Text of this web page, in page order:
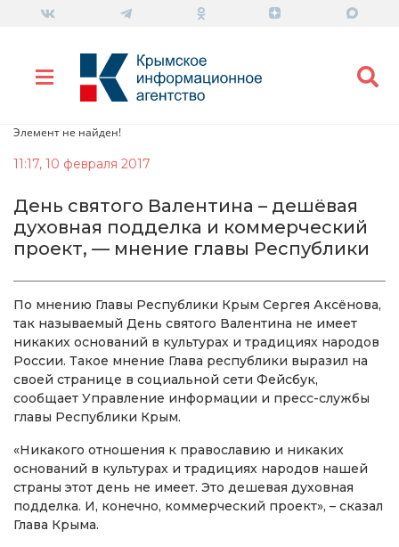
Элемент не найден!
11:17, 10 февраля 2017
День святого Валентина – дешёвая
духовная подделка и коммерческий
проект, — мнение главы Республики
По мнению Главы Республики Крым Сергея Аксёнова,
так называемый День святого Валентина не имеет
никаких оснований в культурах и традициях народов
России. Такое мнение Глава республики выразил на
своей странице в социальной сети Фейсбук,
сообщает Управление информации и пресс-службы
главы Республики Крым.
«Никакого отношения к православию и никаких
оснований в культурах и традициях народов нашей
страны этот день не имеет. Это дешевая духовная
подделка. И, конечно, коммерческий проект», – сказал
Глава Крыма.